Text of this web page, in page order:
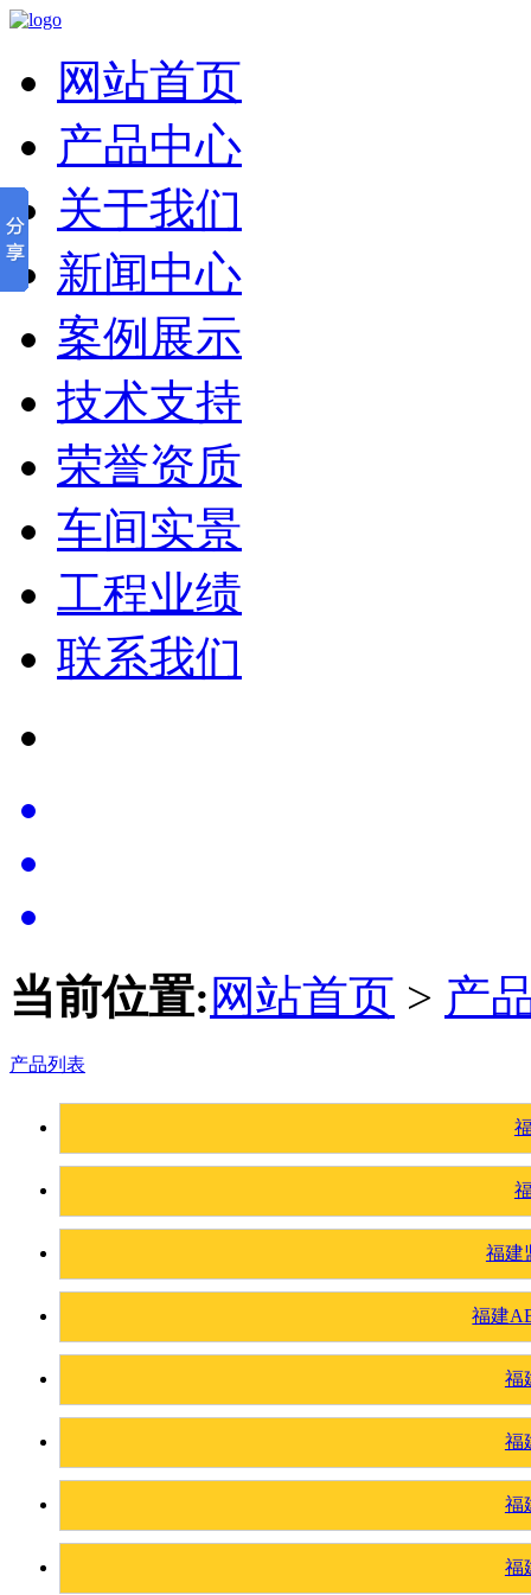
网站首页
产品中心
关于我们
新闻中心
案例展示
技术支持
荣誉资质
车间实景
工程业绩
联系我们
当前位置: 网站首页 > 产
产品列表
福建
福建
福
福
福
福